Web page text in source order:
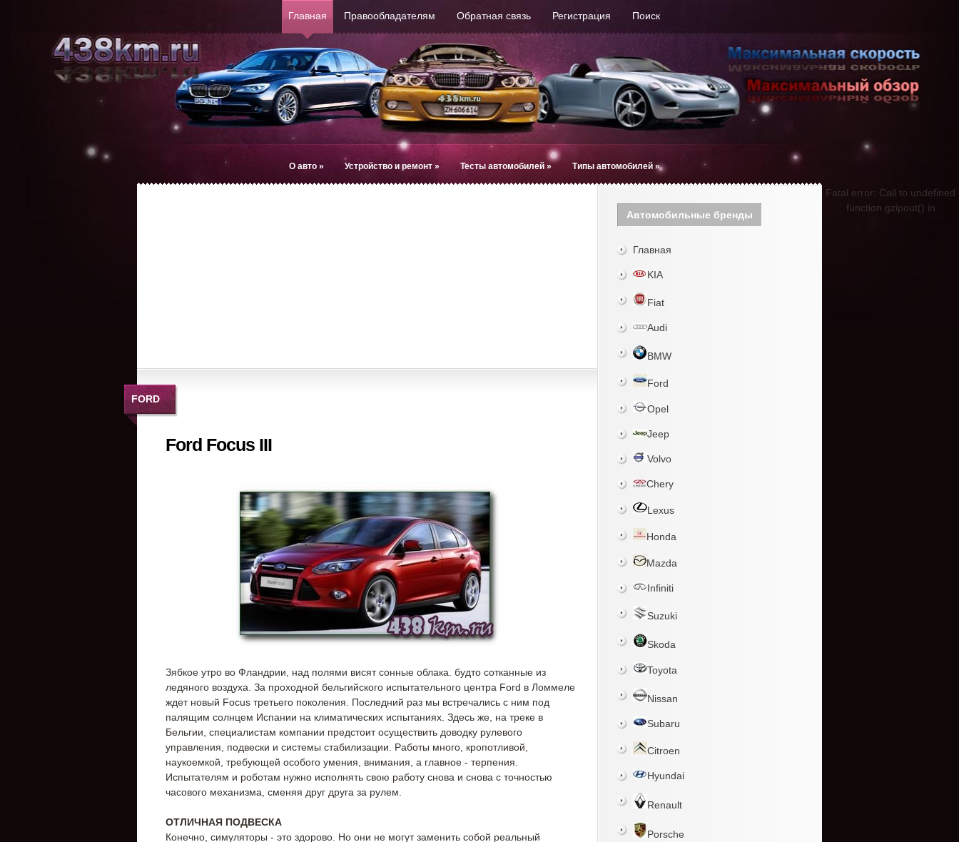
Главная Правообладателям Обратная связь Регистрация Поиск
О авто » Устройство и ремонт » Тесты автомобилей » Типы автомобилей »
FORD
Ford Focus III
Зябкое утро во Фландрии, над полями висят сонные облака. будто сотканные из
ледяного воздуха. За проходной бельгийского испытательного центра Ford в Ломмеле
ждет новый Focus третьего поколения. Последний раз мы встречались с ним под
палящим солнцем Испании на климатических испытаниях. Здесь же, на треке в
Бельгии, специалистам компании предстоит осуществить доводку рулевого
управления, подвески и системы стабилизации. Работы много, кропотливой,
наукоемкой, требующей особого умения, внимания, а главное - терпения.
Испытателям и роботам нужно исполнять свою работу снова и снова с точностью
часового механизма, сменяя друг друга за рулем.
ОТЛИЧНАЯ ПОДВЕСКА
Конечно, симуляторы - это здорово. Но они не могут заменить собой реальный
Автомобильные бренды
Главная
KIA
Fiat
Audi
BMW
Ford
Opel
Jeep
Volvo
Chery
Lexus
Honda
Mazda
Infiniti
Suzuki
Skoda
Toyota
Nissan
Subaru
Citroen
Hyundai
Renault
Porsche
Fatal error: Call to undefined
function gzipout() in